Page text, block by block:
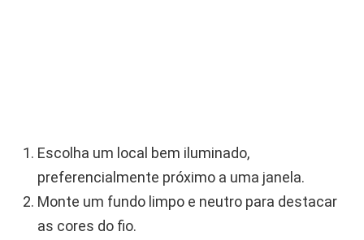
Escolha um local bem iluminado,
preferencialmente próximo a uma janela.
Monte um fundo limpo e neutro para destacar
as cores do fio.